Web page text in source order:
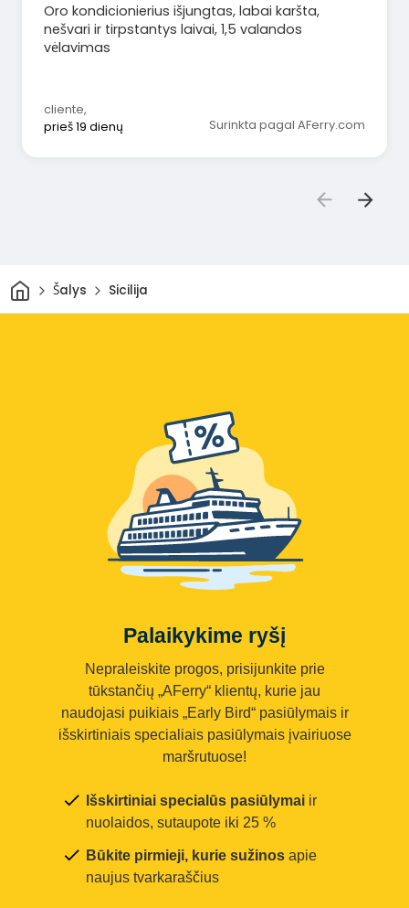
Oro kondicionierius išjungtas, labai karšta,
nešvari ir tirpstantys laivai, 1,5 valandos
vėlavimas
cliente,
prieš 19 dienų
Surinkta pagal AFerry.com
Pradžia
Šalys Sicilija
Palaikykime ryšį
Nepraleiskite progos, prisijunkite prie
tūkstančių „AFerry“ klientų, kurie jau
naudojasi puikiais „Early Bird“ pasiūlymais ir
išskirtiniais specialiais pasiūlymais įvairiuose
maršrutuose!
Išskirtiniai specialūs pasiūlymai ir
nuolaidos, sutaupote iki 25 %
Būkite pirmieji, kurie sužinos apie
naujus tvarkaraščius